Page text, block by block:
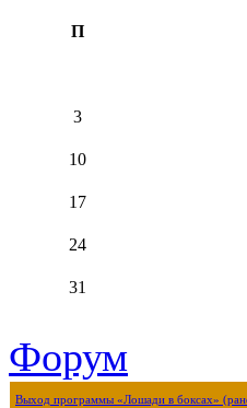
П
3
10
17
24
31
Форум
Выход программы «Лошади в боксах»